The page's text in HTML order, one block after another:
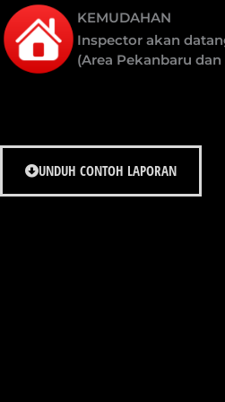
KEMUDAHAN
Inspector akan
(Area Pekanbaru
UNDUH CONTOH LAPORAN